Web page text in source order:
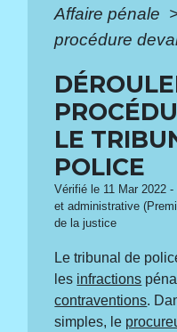
Affaire pénale
procédure
LE
POLICE
Vérifié le 11 Mar 2022
et administrative
de la justice
Le tribunal de
les infractions
contraventions.
simples, le